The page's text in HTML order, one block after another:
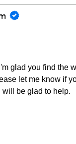
glad you find the
let me know if
will be glad to help.